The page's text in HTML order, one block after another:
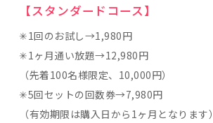
【スタンダードコース】
✳︎1回のお試し→1,980円
✳︎1ヶ月通い放題→12,980円
（先着100名様限定、10,000円）
✳︎5回セットの回数券→7,980円
（有効期限は購入日から1ヶ月となります）